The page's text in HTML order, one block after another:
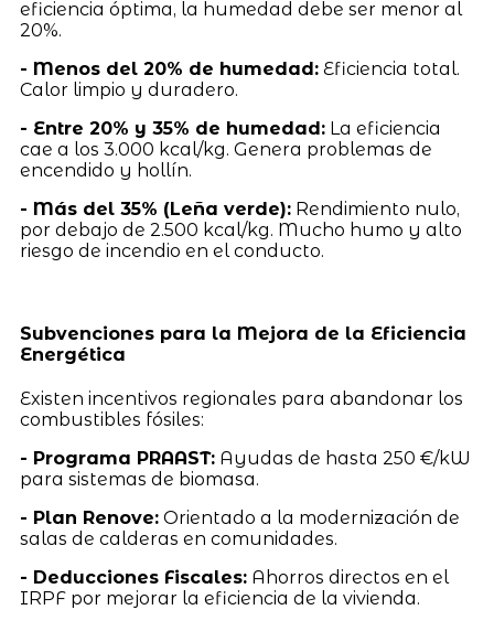
eficiencia óptima, la humedad debe ser menor al
20%.
- Menos del 20% de humedad:Eficiencia total.
Calor limpio y duradero.
- Entre 20% y 35% de humedad:La eficiencia
cae a los 3.000 kcal/kg. Genera problemas de
encendido y hollín.
- Más del 35% (Leña verde):Rendimiento nulo,
por debajo de 2.500 kcal/kg. Mucho humo y alto
riesgo de incendio en el conducto.
Subvenciones para la Mejora de la Eficiencia
Energética
Existen incentivos regionales para abandonar los
combustibles fósiles:
- Programa PRAAST:Ayudas de hasta 250 €/kW
para sistemas de biomasa.
- Plan Renove:Orientado a la modernización de
salas de calderas en comunidades.
- Deducciones Fiscales:Ahorros directos en el
IRPF por mejorar la eficiencia de la vivienda.